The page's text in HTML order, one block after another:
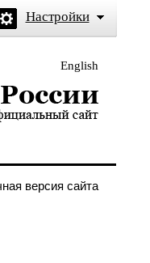
Настройки
English
сайт
версия сайта